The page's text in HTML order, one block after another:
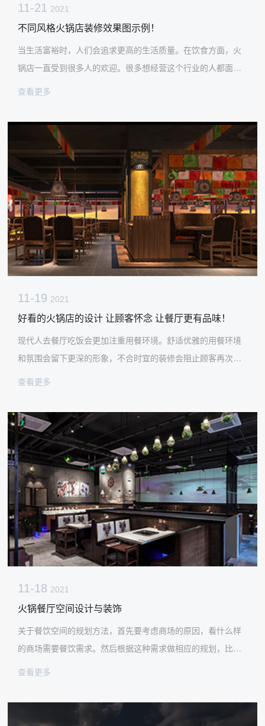
11-21 2021
不同风格火锅店装修效果图示例！
当生活富裕时，人们会追求更高的生活质量。在饮食方面，火
锅店一直受到很多人的欢迎。很多想经营这个行业的人都面临
着一个火锅餐厅装修的问题。火锅店应该装修成什么风格才能
查看更多
11-19 2021
好看的火锅店的设计 让顾客怀念 让餐厅更有品味！
现代人去餐厅吃饭会更加注重用餐环境。舒适优雅的用餐环境
和氛围会留下更深的形象，不合时宜的装修会阻止顾客再次光
临。太古汇擅长火锅店的设计和装修，对火锅店设计的重点和
查看更多
11-18 2021
火锅餐厅空间设计与装饰
关于餐饮空间的规划方法，首先要考虑商场的原因，看什么样
的商场需要餐饮需求。然后根据这种需求做相应的规划，比如
西餐厅，所以空间规划要考虑餐饮的商业性质。正常情况下，
划是基于这类餐饮商业的性质和商场的定位。
查看更多